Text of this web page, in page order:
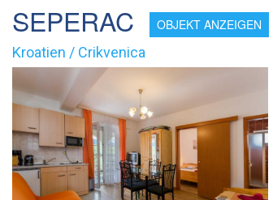
SEPERAC OBJEKT ANZEIGEN
Kroatien / Crikvenica